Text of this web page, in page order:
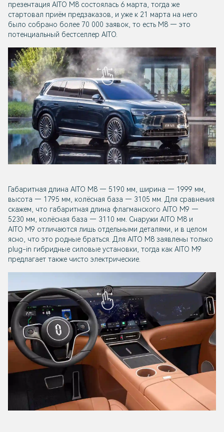
презентация AITO M8 состоялась 6 марта, тогда же
стартовал приём предзаказов, и уже к 21 марта на него
было собрано более 70 000 заявок, то есть M8 — это
потенциальный бестселлер AITO.
Габаритная длина AITO M8 — 5190 мм, ширина — 1999 мм,
высота — 1795 мм, колёсная база — 3105 мм. Для сравнения
скажем, что габаритная длина флагманского AITO M9 —
5230 мм, колёсная база — 3110 мм. Снаружи AITO M8 и
AITO M9 отличаются лишь отдельными деталями, и в целом
ясно, что это родные браться. Для AITO M8 заявлены только
plug-in гибридные силовые установки, тогда как AITO M9
предлагает также чисто электрические.